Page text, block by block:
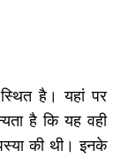
है। यहां पर
है कि यह वही
की थी। इनके